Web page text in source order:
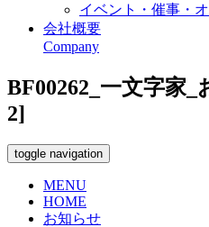
イベント・催事・
会社概要
Company
BF00262_一文字家
2]
toggle navigation
MENU
HOME
お知らせ